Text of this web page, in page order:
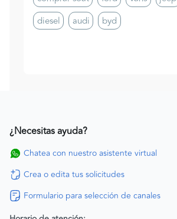
diesel
audi byd
¿Necesitas ayuda?
Chatea con nuestro asistente virtual
Crea o edita tus solicitudes
Formulario para selección de canales